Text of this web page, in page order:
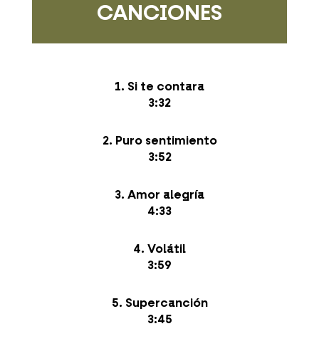
CANCIONES
1. Si te contara
3:32
2. Puro sentimiento
3:52
3. Amor alegría
4:33
4. Volátil
3:59
5. Supercanción
3:45